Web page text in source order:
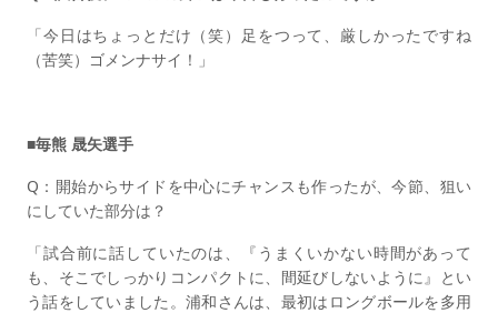
「今日はちょっとだけ（笑）足をつって、厳しかったですね
（苦笑）ゴメンナサイ！」
■毎熊 晟矢選手
Q：開始からサイドを中心にチャンスも作ったが、今節、狙い
にしていた部分は？
「試合前に話していたのは、『うまくいかない時間があって
も、そこでしっかりコンパクトに、間延びしないように』とい
う話をしていました。浦和さんは、最初はロングボールを多用